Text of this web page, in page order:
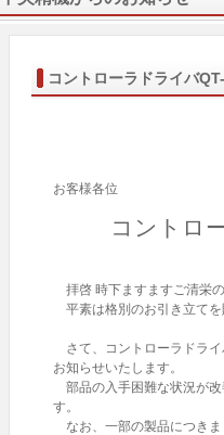
コントローラドライバ
お客様各位
コントロ
拝啓 時下ますますご清栄
平素は格別のお引き立てを
さて、コントローラドライ
お知らせいたします。
部品の入手困難な状況が改
す。
なお、一部の製品につきま